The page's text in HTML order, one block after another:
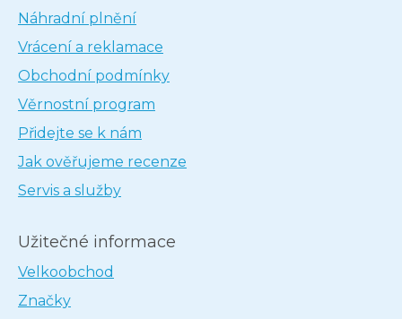
Náhradní plnění
Vrácení a reklamace
Obchodní podmínky
Věrnostní program
Přidejte se k nám
Jak ověřujeme recenze
Servis a služby
Užitečné informace
Velkoobchod
Značky